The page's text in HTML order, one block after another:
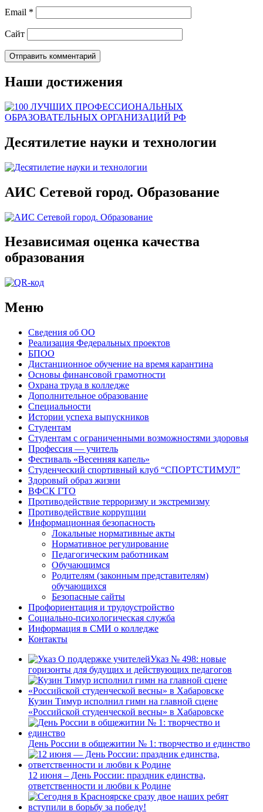
Email *
Сайт
Наши достижения
Десятилетие науки и технологии
АИС Сетевой город. Образование
Независимая оценка качества
образования
Меню
Сведения об ОО
Реализация Федеральных проектов
БПОО
Дистанционное обучение на время карантина
Основы финансовой грамотности
Охрана труда в колледже
Дополнительное образование
Специальности
Истории успеха выпускников
Студентам
Студентам с ограниченными возможностями здоровья
Профессия — учитель
Фестиваль «Весенняя капель»
Студенческий спортивный клуб “СПОРТСТИМУЛ”
Здоровый образ жизни
ВФСК ГТО
Противодействие терроризму и экстремизму
Противодействие коррупции
Информационная безопасность
Локальные нормативные акты
Нормативное регулирование
Педагогическим работникам
Обучающимся
Родителям (законным представителям)
обучающихся
Безопасные сайты
Профориентация и трудоустройство
Социально-психологическая служба
Информация в СМИ о колледже
Контакты
Указ № 498: новые
горизонты для будущих и действующих педагогов
Кузин Тимур исполнил гимн на главной сцене
«Российской студенческой весны» в Хабаровске
День России в общежитии № 1: творчество и единство
12 июня – День России: праздник единства,
ответственности и любви к Родине